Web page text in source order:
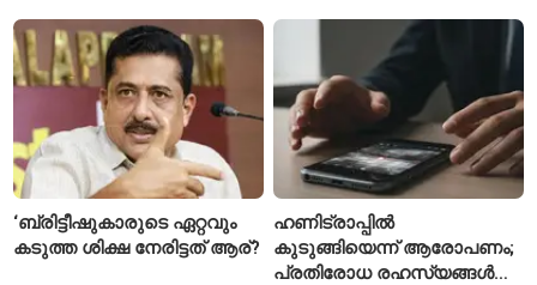
‘ബ്രിട്ടീഷുകാരുടെ ഏറ്റവും
കടുത്ത ശിക്ഷ നേരിട്ടത് ആര്?
ഹണിട്രാപ്പിൽ
കുടുങ്ങിയെന്ന് ആരോപണം;
പ്രതിരോധ രഹസ്യങ്ങൾ